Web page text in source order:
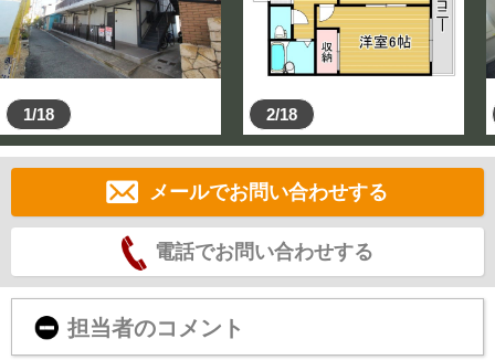
1/18 2/18
メールでお問い合わせする
電話でお問い合わせする
担当者のコメント